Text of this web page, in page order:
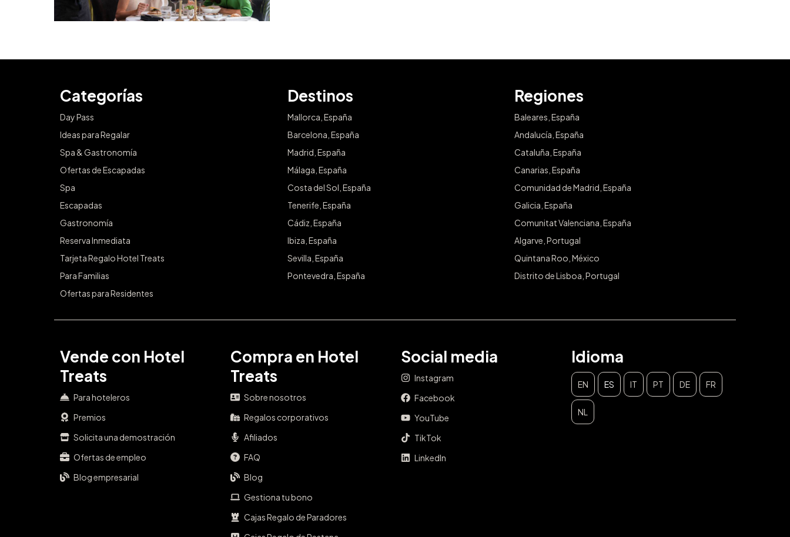
Categorías
Day Pass
Ideas para Regalar
Spa & Gastronomía
Ofertas de Escapadas
Spa
Escapadas
Gastronomía
Reserva Inmediata
Tarjeta Regalo Hotel Treats
Para Familias
Ofertas para Residentes
Destinos
Mallorca, España
Barcelona, España
Madrid, España
Málaga, España
Costa del Sol, España
Tenerife, España
Cádiz, España
Ibiza, España
Sevilla, España
Pontevedra, España
Regiones
Baleares, España
Andalucía, España
Cataluña, España
Canarias, España
Comunidad de Madrid, España
Galicia, España
Comunitat Valenciana, España
Algarve, Portugal
Quintana Roo, México
Distrito de Lisboa, Portugal
Vende con Hotel
Treats
Para hoteleros
Premios
Solicita una demostración
Ofertas de empleo
Blog empresarial
Compra en Hotel
Treats
Sobre nosotros
Regalos corporativos
Afiliados
FAQ
Blog
Gestiona tu bono
Cajas Regalo de Paradores
Social media
Instagram
Facebook
YouTube
TikTok
LinkedIn
Idioma
EN ES IT PT DE FR
NL